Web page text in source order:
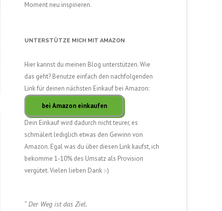
Moment neu inspirieren.
UNTERSTÜTZE MICH MIT AMAZON
Hier kannst du meinen Blog unterstützen. Wie
das geht? Benutze einfach den nachfolgenden
Link für deinen nächsten Einkauf bei Amazon:
Dein Einkauf wird dadurch nicht teurer, es
schmälert lediglich etwas den Gewinn von
Amazon. Egal was du über diesen Link kaufst, ich
bekomme 1-10% des Umsatz als Provision
vergütet. Vielen lieben Dank :-)
“Der Weg ist das Ziel.